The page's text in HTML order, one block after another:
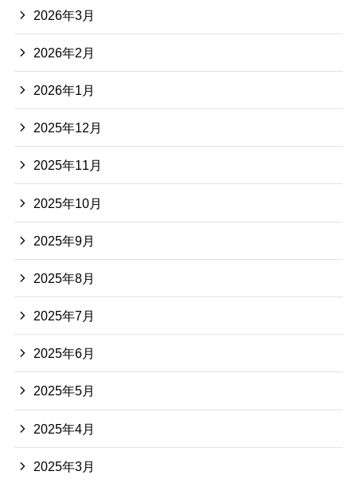
2026年3月
2026年2月
2026年1月
2025年12月
2025年11月
2025年10月
2025年9月
2025年8月
2025年7月
2025年6月
2025年5月
2025年4月
2025年3月